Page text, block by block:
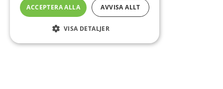
ACCEPTERA ALLA AVVISA ALLT
VISA DETALJER